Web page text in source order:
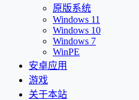
原版系统
Windows 11
Windows 10
Windows 7
WinPE
安卓应用
游戏
关于本站